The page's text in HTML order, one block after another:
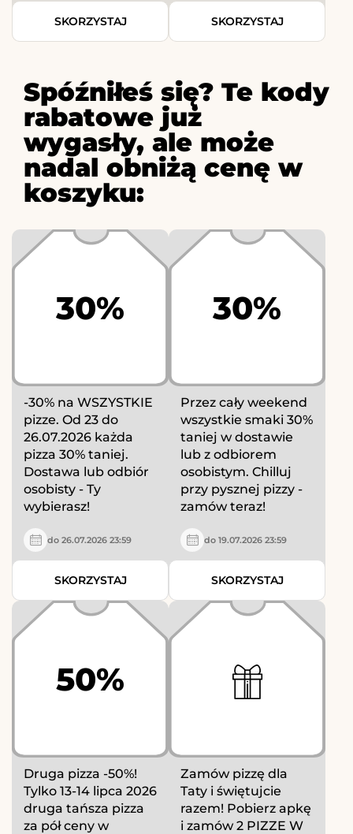
SKORZYSTAJ SKORZYSTAJ
Spóźniłeś się? Te kody
rabatowe już
wygasły, ale może
nadal obniżą cenę w
koszyku:
30%
-30% na WSZYSTKIE
pizze. Od 23 do
26.07.2026 każda
pizza 30% taniej.
Dostawa lub odbiór
osobisty - Ty
wybierasz!
do 26.07.2026 23:59
SKORZYSTAJ
30%
Przez cały weekend
wszystkie smaki 30%
taniej w dostawie
lub z odbiorem
osobistym. Chilluj
przy pysznej pizzy -
zamów teraz!
do 19.07.2026 23:59
SKORZYSTAJ
50%
Druga pizza -50%!
Tylko 13-14 lipca 2026
druga tańsza pizza
za pół ceny w
Zamów pizzę dla
Taty i świętujcie
razem! Pobierz apkę
i zamów 2 PIZZE W